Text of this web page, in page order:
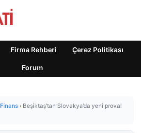
Firma Rehberi Çerez Politikası
Forum
Finans › Beşiktaş’tan Slovakya’da yeni prova!